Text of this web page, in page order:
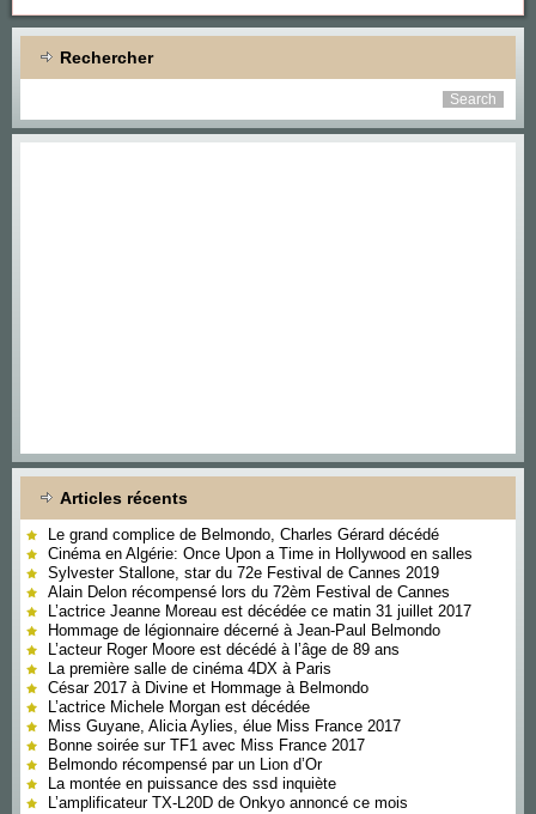
maison
équipée
de
technologies »
Rechercher
Articles récents
Le grand complice de Belmondo, Charles Gérard décédé
Cinéma en Algérie: Once Upon a Time in Hollywood en salles
Sylvester Stallone, star du 72e Festival de Cannes 2019
Alain Delon récompensé lors du 72èm Festival de Cannes
L’actrice Jeanne Moreau est décédée ce matin 31 juillet 2017
Hommage de légionnaire décerné à Jean-Paul Belmondo
L’acteur Roger Moore est décédé à l’âge de 89 ans
La première salle de cinéma 4DX à Paris
César 2017 à Divine et Hommage à Belmondo
L’actrice Michele Morgan est décédée
Miss Guyane, Alicia Aylies, élue Miss France 2017
Bonne soirée sur TF1 avec Miss France 2017
Belmondo récompensé par un Lion d’Or
La montée en puissance des ssd inquiète
L’amplificateur TX-L20D de Onkyo annoncé ce mois